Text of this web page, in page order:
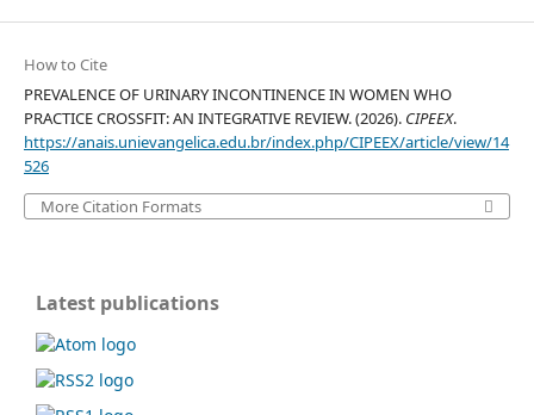
How to Cite
PREVALENCE OF URINARY INCONTINENCE IN WOMEN WHO
PRACTICE CROSSFIT: AN INTEGRATIVE REVIEW. (2026). CIPEEX.
https://anais.unievangelica.edu.br/index.php/CIPEEX/article/view/14
526
More Citation Formats
Latest publications